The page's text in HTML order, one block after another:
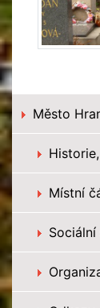
Město
Místní